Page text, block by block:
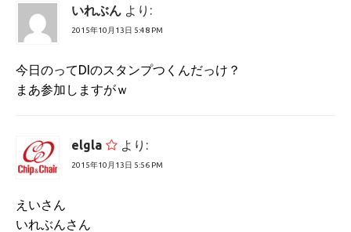
いれぶん より:
2015年10月13日 5:48 PM
今日のってDIのスタンプつくんだっけ？
まあ参加しますがｗ
elgla より:
2015年10月13日 5:56 PM
えいさん
いれぶんさん